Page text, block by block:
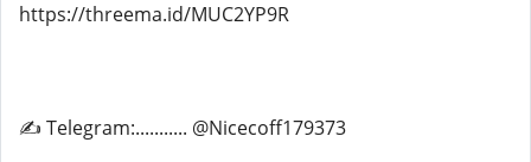
https://threema.id/MUC2YP9R
✍ Telegram:........... @Nicecoff179373